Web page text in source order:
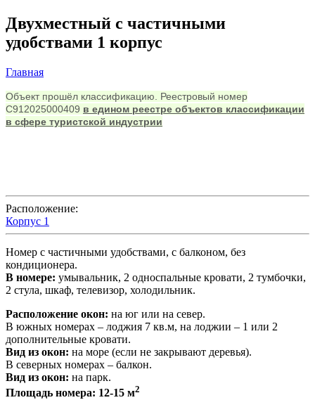
Двухместный с частичными
удобствами 1 корпус
Вы здесь
Главная
Объект прошёл классификацию. Реестровый номер
С912025000409 в едином реестре объектов классификации
в сфере туристской индустрии
Расположение:
Корпус 1
Номер с частичными удобствами, с балконом, без
кондиционера.
В номере: умывальник, 2 односпальные кровати, 2 тумбочки,
2 стула, шкаф, телевизор, холодильник.
Расположение окон: на юг или на север.
В южных номерах – лоджия 7 кв.м, на лоджии – 1 или 2
дополнительные кровати.
Вид из окон: на море (если не закрывают деревья).
В северных номерах – балкон.
Вид из окон: на парк.
Площадь номера: 12-15 м2